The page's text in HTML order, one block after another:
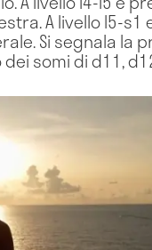
A livello l5-
Si segnala la
somi di d11,